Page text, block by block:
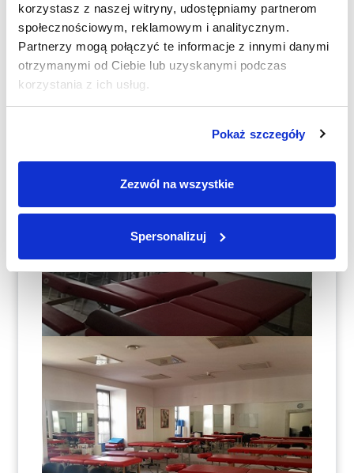
korzystasz z naszej witryny, udostępniamy partnerom
społecznościowym, reklamowym i analitycznym.
Partnerzy mogą połączyć te informacje z innymi danymi
otrzymanymi od Ciebie lub uzyskanymi podczas
korzystania z ich usług.
Pokaż szczegóły
Zezwól na wszystkie
Spersonalizuj